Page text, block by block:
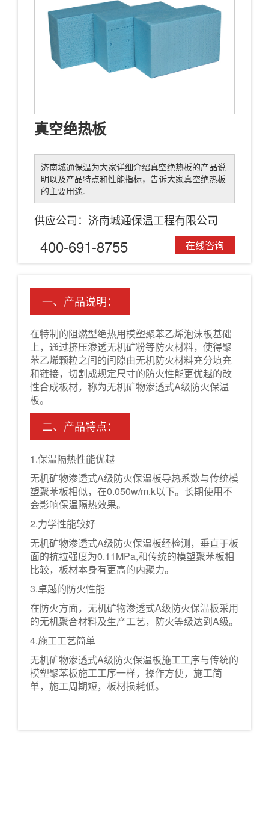
真空绝热板
济南城通保温为大家详细介绍真空绝热板的产品说
明以及产品特点和性能指标，告诉大家真空绝热板
的主要用途.
供应公司：济南城通保温工程有限公司
400-691-8755 在线咨询
一、产品说明：
在特制的阻燃型绝热用模塑聚苯乙烯泡沫板基础
上，通过挤压渗透无机矿粉等防火材料，使得聚
苯乙烯颗粒之间的间隙由无机防火材料充分填充
和链接，切割成规定尺寸的防火性能更优越的改
性合成板材，称为无机矿物渗透式A级防火保温
板。
二、产品特点：
1.保温隔热性能优越
无机矿物渗透式A级防火保温板导热系数与传统模
塑聚苯板相似，在0.050w/m.k以下。长期使用不
会影响保温隔热效果。
2.力学性能较好
无机矿物渗透式A级防火保温板经检测，垂直于板
面的抗拉强度为0.11MPa,和传统的模塑聚苯板相
比较，板材本身有更高的内聚力。
3.卓越的防火性能
在防火方面，无机矿物渗透式A级防火保温板采用
的无机聚合材料及生产工艺，防火等级达到A级。
4.施工工艺简单
无机矿物渗透式A级防火保温板施工工序与传统的
模塑聚苯板施工工序一样，操作方便，施工简
单，施工周期短，板材损耗低。